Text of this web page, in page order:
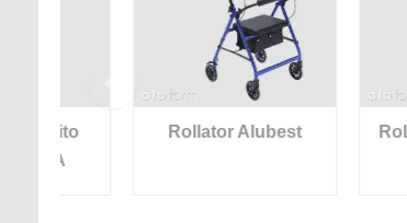
Rollator Alubest Rollator